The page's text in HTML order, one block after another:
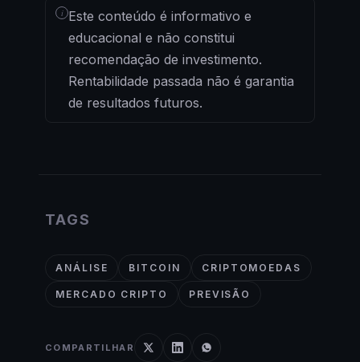
i Este conteúdo é informativo e
educacional e não constitui
recomendação de investimento.
Rentabilidade passada não é garantia
de resultados futuros.
TAGS
ANÁLISE BITCOIN CRIPTOMOEDAS
MERCADO CRIPTO PREVISÃO
COMPARTILHAR